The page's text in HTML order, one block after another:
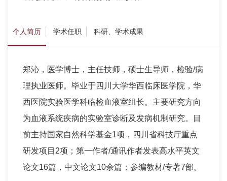
个人简历 学术任职 科研、学术成果
郑沁，医学博士，主任技师，硕士生导师，检验/病
理执业医师。毕业于四川大学华西临床医学院，华
西医院实验医学科临检血液室组长。主要研究方向
为血液系统疾病的实验室诊断及发病机制研究。目
前主持国家自然科学基金1项，四川省科技厅重点
研发项目2项；第一作者/通讯作者发表高水平英文
论文16篇，中文论文10余篇；参编教材/专著7部。